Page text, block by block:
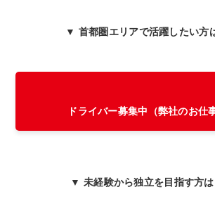
▼ 首都圏エリアで活躍したい方
ドライバー募集中（弊社のお仕
▼ 未経験から独立を目指す方